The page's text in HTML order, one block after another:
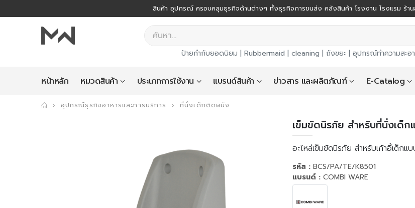
สินค้า อุปกรณ์ ครอบคลุมธุรกิจด้านต่างๆ ทั้งธุรกิจการขนส่ง คลังสินค้า โรงงาน โรงแรม ร้า
ป้ายกำกับยอดนิยม | Rubbermaid | cleaning | ถังขยะ| อุปกรณ์ทำความสะอ
หน้าหลัก หมวดสินค้า ประเภทการใช้งาน แบรนด์สินค้า ข่าวสาร และผลิตภัณฑ์ E-Catalog
อุปกรณ์ธุรกิจอาหารและการบริการ ที่นั่งเด็กติดผนัง
เข็มขัดนิรภัย สำหรับที่นั่งเด็
อะไหล่เข็มขัดนิรภัย สำหรับเก้าอี้เด็ก
รหัส : BCS/PA/TE/K8501
แบรนด์ : COMBI WARE